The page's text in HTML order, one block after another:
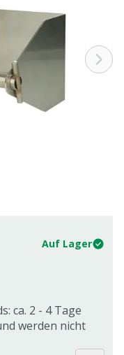
Auf Lager
ca. 2 - 4 Tage
werden nicht